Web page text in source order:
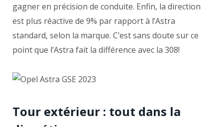
gagner en précision de conduite. Enfin, la direction
est plus réactive de 9% par rapport à l’Astra
standard, selon la marque. C’est sans doute sur ce
point que l’Astra fait la différence avec la 308!
Tour extérieur : tout dans la